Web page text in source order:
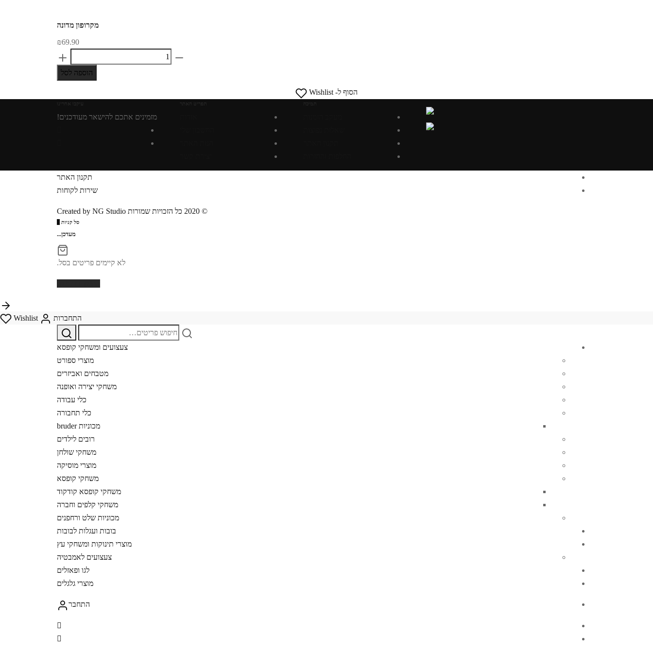
מקרופון מדונה
₪69.90
מקרופון
הוספה לסל
הסוף ל- Wishlist
תמיכה תפריט האתר עיקבו אחרינו
מזמינים אתכם להישאר מעודכנים!
תקנון האתר
שירות לקוחות
© 2020 כל הזכויות שמורות Created by NG Studio
סל קניות
מעדכן...
לא קיימים פריטים בסל.
התחברות
Wishlist
צעצועים ומשחקי קופסא
מוצרי ספורט
מטבחים ואביזרים
משחקי יצירה ואופנה
כלי עבודה
כלי תחבורה
מכוניות bruder
רובים לילדים
משחקי שולחן
מוצרי מוסיקה
משחקי קופסא
משחקי קופסא קודקוד
משחקי קלפים וחברה
מכוניות שלט ורחפנים
בובות ועגלות לבובות
מוצרי תינוקות ומשחקי עץ
צעצועים לאמבטיה
לגו ופאזלים
מוצרי גלגלים
התחבר